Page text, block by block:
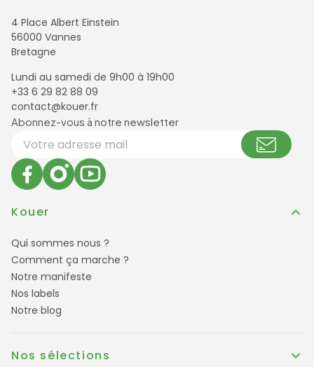
4 Place Albert Einstein
56000 Vannes
Bretagne
Lundi au samedi de 9h00 à 19h00
+33 6 29 82 88 09
contact@kouer.fr
Newsletter et réseaux sociaux
Abonnez-vous à notre newsletter
Votre adresse email
Kouer
Qui sommes nous ?
Comment ça marche ?
Notre manifeste
Nos labels
Notre blog
Nos sélections